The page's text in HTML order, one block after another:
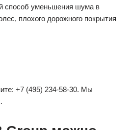
способ уменьшения шума в
плохого дорожного покрытия
+7 (495) 234-58-30. Мы